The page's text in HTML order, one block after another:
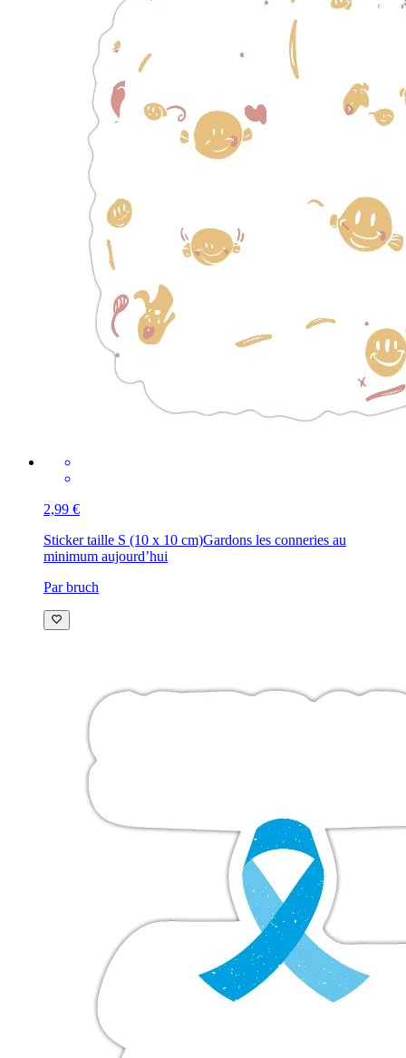
2,99 €
Sticker taille S (10 x 10 cm)Gardons les conneries au
minimum aujourd’hui
Par bruch